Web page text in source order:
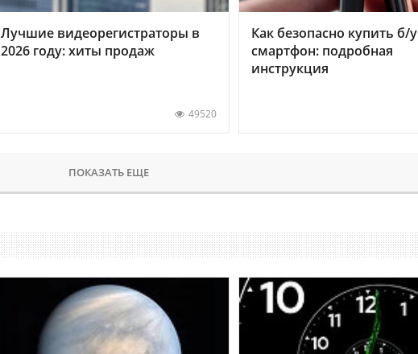
Лучшие видеорегистраторы в
2026 году: хиты продаж
49520
Как безопасно купить б/у
смартфон: подробная
инструкция
ПОКАЗАТЬ ЕЩЕ